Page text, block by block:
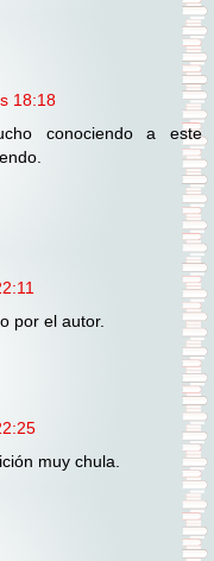
18:18
conociendo a este
por el autor.
muy chula.